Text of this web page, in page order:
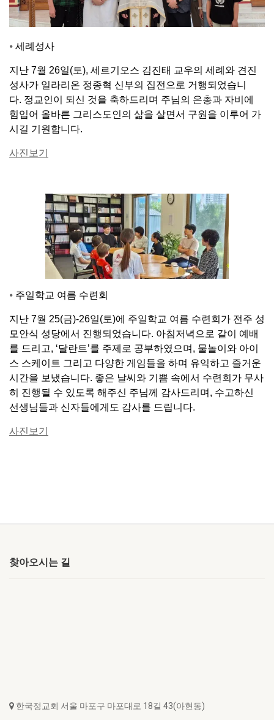
⦁ 세례성사
지난 7월 26일(토), 세르기오스 김진태 교우의 세례와 견진
성사가 일라리온 정종혁 신부의 집전으로 거행되었습니
다. 정교인이 되신 것을 축하드리며 주님의 은총과 자비에
힘입어 올바른 그리스도인의 삶을 살면서 구원을 이루어 가
시길 기원합니다.
사진보기
⦁ 주일학교 여름 수련회
지난 7월 25(금)-26일(토)에 주일학교 여름 수련회가 전주 성
모안식 성당에서 진행되었습니다. 아침저녁으로 같이 예배
를 드리고, ‘달란트’를 주제로 공부하였으며, 물놀이와 아이
스 스케이트 그리고 다양한 게임들을 하며 유익하고 즐거운
시간을 보냈습니다. 좋은 날씨와 기쁨 속에서 수련회가 무사
히 진행될 수 있도록 해주신 주님께 감사드리며, 수고하신
선생님들과 신자들에게도 감사를 드립니다.
사진보기
찾아오시는 길
한국정교회 서울 마포구 마포대로 18길 43(아현동)